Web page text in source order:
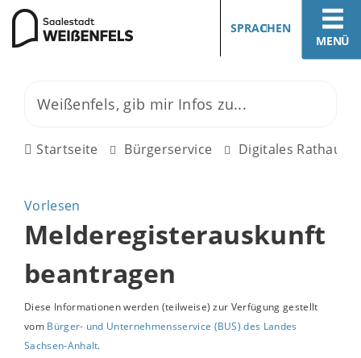
MENÜ
SPRACHEN
Startseite Bürgerservice Digitales Rathaus
Vorlesen
Melderegisterauskunft
beantragen
Diese Informationen werden (teilweise) zur Verfügung gestellt
vom Bürger- und Unternehmensservice (BUS) des Landes
Sachsen-Anhalt.